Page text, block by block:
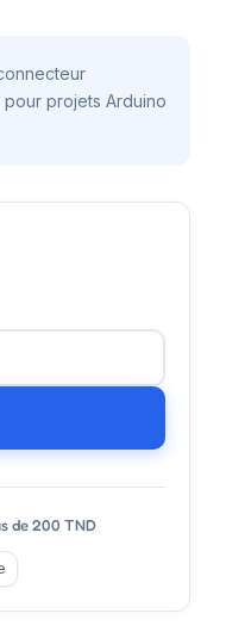
projets Arduino
de 200 TND